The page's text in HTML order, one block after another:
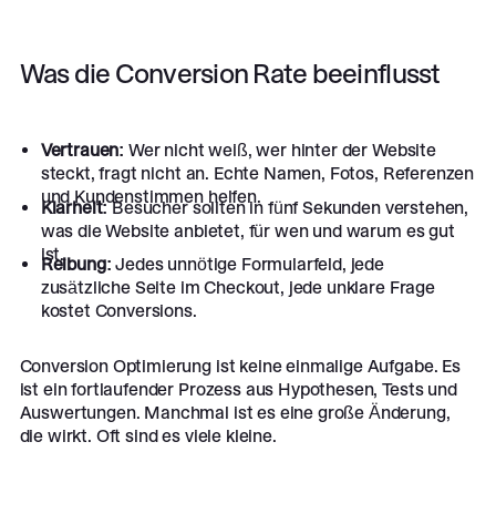
Was die Conversion Rate beeinflusst
Vertrauen: Wer nicht weiß, wer hinter der Website
steckt, fragt nicht an. Echte Namen, Fotos, Referenzen
und Kundenstimmen helfen.
Klarheit:Besucher sollten in fünf Sekunden verstehen,
was die Website anbietet, für wen und warum es gut
ist.
Reibung: Jedes unnötige Formularfeld, jede
zusätzliche Seite im Checkout, jede unklare Frage
kostet Conversions.
Conversion Optimierung ist keine einmalige Aufgabe. Es
ist ein fortlaufender Prozess aus Hypothesen, Tests und
Auswertungen. Manchmal ist es eine große Änderung,
die wirkt. Oft sind es viele kleine.